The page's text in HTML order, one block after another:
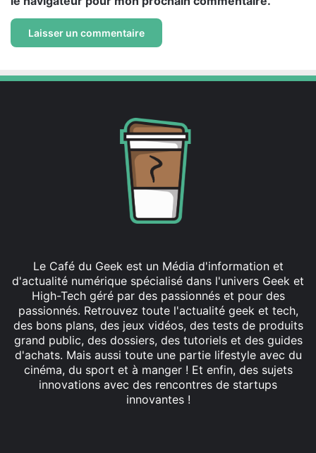
Le Café du Geek est un Média d'information et
d'actualité numérique spécialisé dans l'univers Geek et
High-Tech géré par des passionnés et pour des
passionnés. Retrouvez toute l'actualité geek et tech,
des bons plans, des jeux vidéos, des tests de produits
grand public, des dossiers, des tutoriels et des guides
d'achats. Mais aussi toute une partie lifestyle avec du
cinéma, du sport et à manger ! Et enfin, des sujets
innovations avec des rencontres de startups
innovantes !